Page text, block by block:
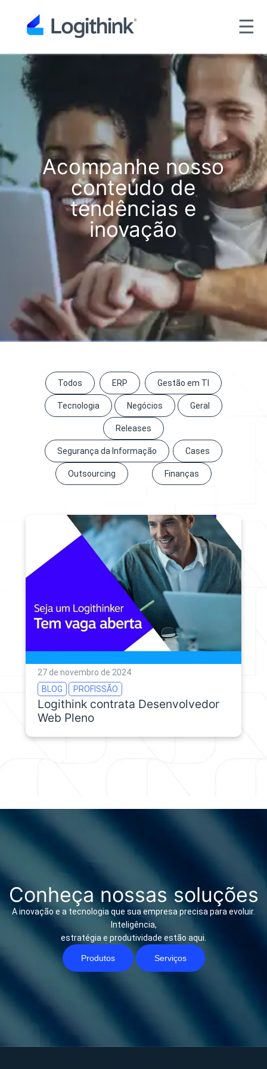
☰
Acompanhe nosso
conteúdo de
tendências e
inovação
Todos ERP Gestão em TI
Tecnologia Negócios Geral
Releases
Segurança da Informação Cases
Outsourcing Finanças
27 de novembro de 2024
BLOG
PROFISSÃO
Logithink contrata Desenvolvedor
Web Pleno
Conheça nossas soluções
A inovação e a tecnologia que sua empresa precisa para evoluir.
Inteligência,
estratégia e produtividade estão aqui.
Produtos Serviços